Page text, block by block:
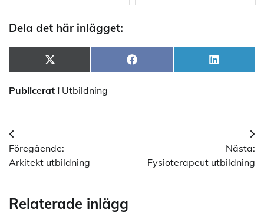
Dela det här inlägget:
Dela
på
X
(Twitter)
Dela
på
Facebook
Dela
på
LinkedIn
Publicerat i Utbildning
Inläggsnavigering
Föregående:
Arkitekt utbildning
Nästa:
Fysioterapeut utbildning
Relaterade inlägg